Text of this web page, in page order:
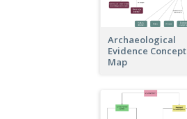
Archaeological
Evidence Concept
Map